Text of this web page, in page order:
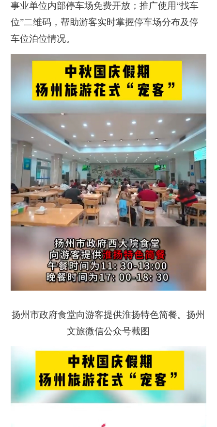
事业单位内部停车场免费开放；推广使用“找车
位”二维码，帮助游客实时掌握停车场分布及停
车位泊位情况。
扬州市政府食堂向游客提供淮扬特色简餐。扬州
文旅微信公众号截图